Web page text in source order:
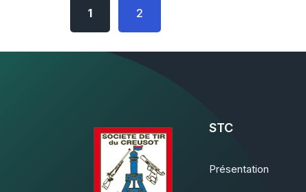
1 2
STC
Présentation